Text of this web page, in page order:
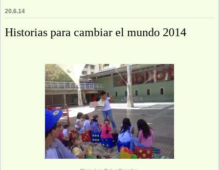
20.6.14
Historias para cambiar el mundo 2014